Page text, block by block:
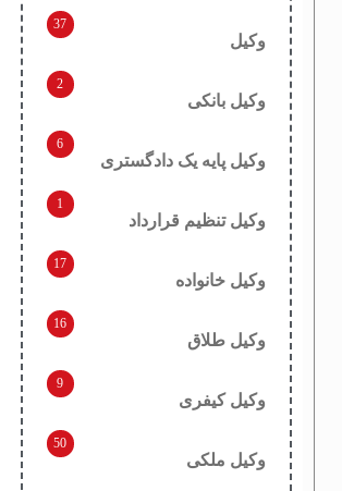
وکیل
37
وکیل بانکی
2
وکیل پایه یک دادگستری
6
وکیل تنظیم قرارداد
1
وکیل خانواده
17
وکیل طلاق
16
وکیل کیفری
9
وکیل ملکی
50